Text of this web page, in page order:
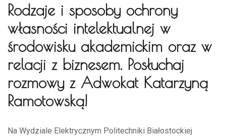
Rodzaje i sposoby ochrony
własności intelektualnej w
środowisku akademickim oraz w
relacji z biznesem. Posłuchaj
rozmowy z Adwokat Katarzyną
Ramotowską!
Na Wydziale Elektrycznym Politechniki Białostockiej